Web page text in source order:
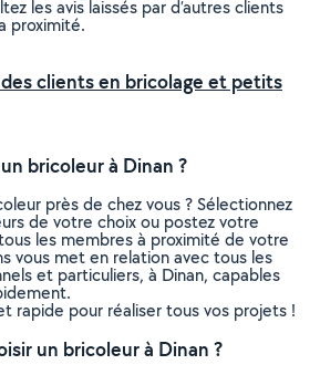
les avis laissés par d’autres clients
proximité.
clients en bricolage et petits
bricoleur à Dinan ?
près de chez vous ? Sélectionnez
de votre choix ou postez votre
les membres à proximité de votre
vous met en relation avec tous les
et particuliers, à Dinan, capables
rapide pour réaliser tous vos projets !
un bricoleur à Dinan ?